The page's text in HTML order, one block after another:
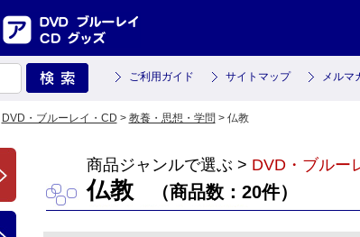
ご利用ガイド サイトマップ メルマ
DVD・ブルーレイ・CD > 教養・思想・学問 > 仏教
商品ジャンルで選ぶ > DVD・ブルー
仏教 （商品数：20件）